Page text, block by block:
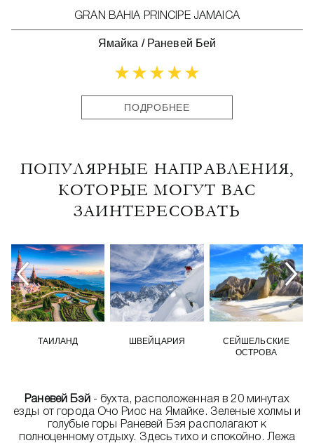
GRAN BAHIA PRINCIPE JAMAICA
Ямайка / Раневей Бей
ПОДРОБНЕЕ
ПОПУЛЯРНЫЕ НАПРАВЛЕНИЯ,
КОТОРЫЕ МОГУТ ВАС
ЗАИНТЕРЕСОВАТЬ
ТАИЛАНД ШВЕЙЦАРИЯ
СЕЙШЕЛЬСКИЕ
ОСТРОВА
Раневей Бэй - бухта, расположенная в 20 минутах
езды от города Очо Риос на Ямайке. Зеленые холмы и
голубые горы Раневей Бэя располагают к
полноценному отдыху. Здесь тихо и спокойно. Лежа